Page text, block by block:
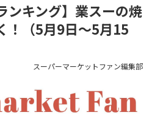
ンキング】業スーの焼
！（5月9日〜5月15
スーパーマーケットファン編集部